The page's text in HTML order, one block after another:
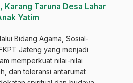
Karang Taruna Desa Lahar
Yatim
Bidang Agama, Sosial-
Jateng yang menjadi
memperkuat nilai-nilai
dan toleransi antarumat